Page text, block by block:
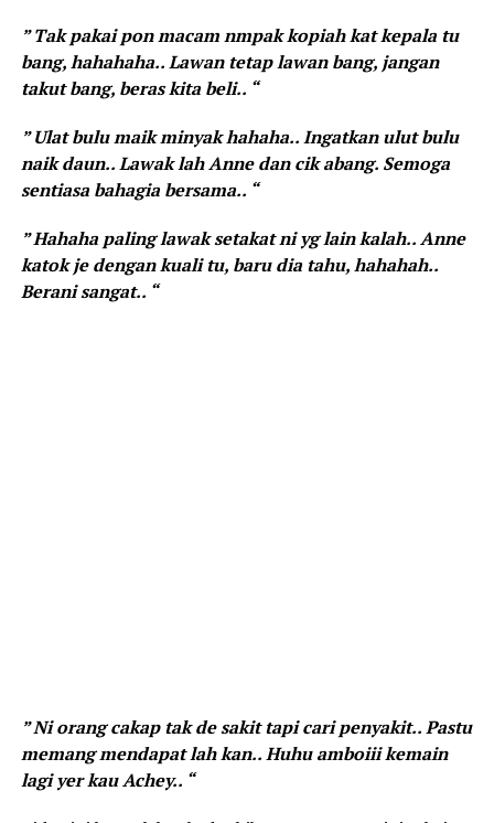
” Tak pakai pon macam nmpak kopiah kat kepala tu
bang, hahahaha.. Lawan tetap lawan bang, jangan
takut bang, beras kita beli.. “
” Ulat bulu maik minyak hahaha.. Ingatkan ulut bulu
naik daun.. Lawak lah Anne dan cik abang. Semoga
sentiasa bahagia bersama.. “
” Hahaha paling lawak setakat ni yg lain kalah.. Anne
katok je dengan kuali tu, baru dia tahu, hahahah..
Berani sangat.. “
” Ni orang cakap tak de sakit tapi cari penyakit.. Pastu
memang mendapat lah kan.. Huhu amboiii kemain
lagi yer kau Achey.. “